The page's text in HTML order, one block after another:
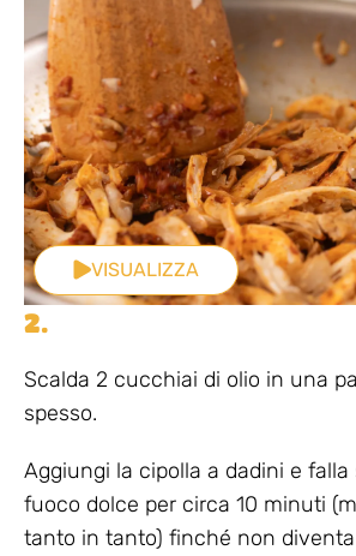
VISUALIZZA
2.
Scalda 2 cucchiai di olio in una
spesso.
Aggiungi la cipolla a dadini e falla
fuoco dolce per circa 10 minuti
tanto in tanto) finché non